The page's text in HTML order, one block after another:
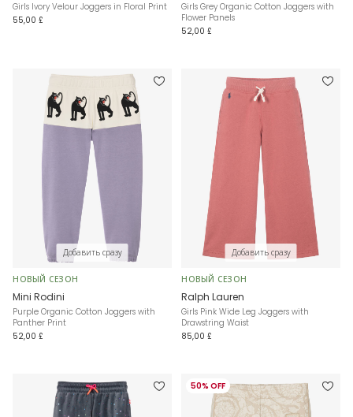
Girls Ivory Velour Joggers in Floral Print
55,00 £
Girls Grey Organic Cotton Joggers with
Flower Panels
52,00 £
Добавить сразу
НОВЫЙ СЕЗОН
Mini Rodini
Purple Organic Cotton Joggers with
Panther Print
52,00 £
Добавить сразу
НОВЫЙ СЕЗОН
Ralph Lauren
Girls Pink Wide Leg Joggers with
Drawstring Waist
85,00 £
50% OFF